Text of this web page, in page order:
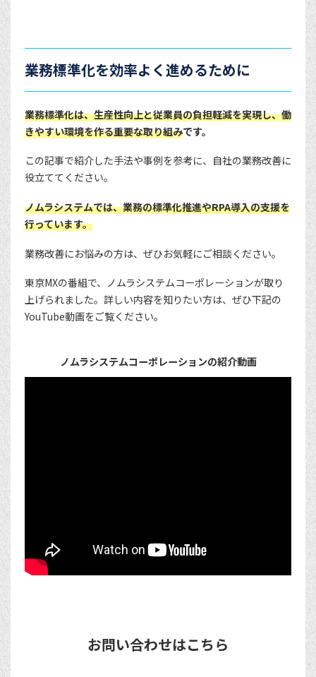
業務標準化を効率よく進めるために
業務標準化は、生産性向上と従業員の負担軽減を実現し、働
きやすい環境を作る重要な取り組みです。
この記事で紹介した手法や事例を参考に、自社の業務改善に
役立ててください。
ノムラシステムでは、業務の標準化推進やRPA導入の支援を
行っています。
業務改善にお悩みの方は、ぜひお気軽にご相談ください。
東京MXの番組で、ノムラシステムコーポレーションが取り
上げられました。詳しい内容を知りたい方は、ぜひ下記の
YouTube動画をご覧ください。
ノムラシステムコーポレーションの紹介動画
お問い合わせはこちら